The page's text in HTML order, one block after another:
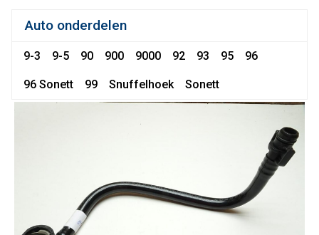
Auto onderdelen
9-3 9-5 90 900 9000 92 93 95 96
96 Sonett 99 Snuffelhoek Sonett